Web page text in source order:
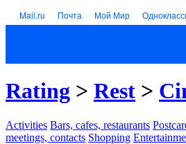
Mail.ru Почта Мой Мир
Rating > Rest >
Activities Bars, cafes, restaurants
meetings, contacts Shopping